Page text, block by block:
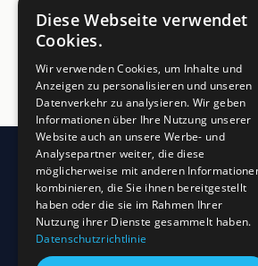
Freizeit
Dein regionales
Sehenswürdigkeiten,
deiner Region.
Diese Webseite verwendet
Cookies.
Wir verwenden Cookies, um Inhalte und
Anzeigen zu personalisieren und unseren
Datenverkehr zu analysieren. Wir geben
Informationen über Ihre Nutzung unserer
Website auch an unsere Werbe- und
Analysepartner weiter, die diese
möglicherweise mit anderen
kombinieren, die Sie ihnen bereitgestellt
haben oder die sie im Rahmen Ihrer
Nutzung ihrer Dienste gesammelt haben.
Datenschutzrichtlinie